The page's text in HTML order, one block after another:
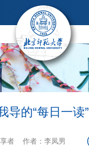
导的“每日一读”
者 作者：李凤男